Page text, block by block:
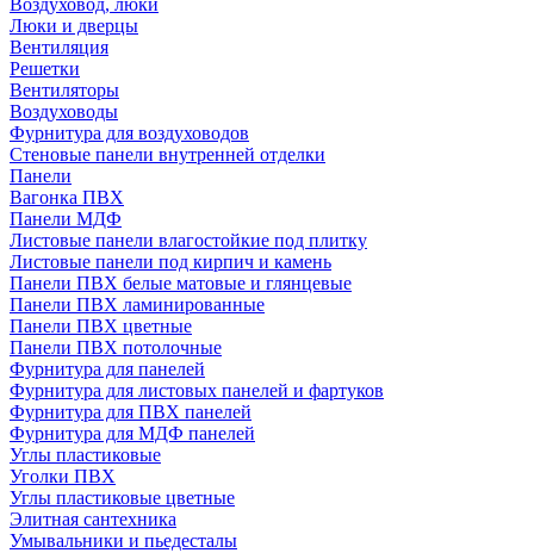
Воздуховод, люки
Люки и дверцы
Вентиляция
Решетки
Вентиляторы
Воздуховоды
Фурнитура для воздуховодов
Стеновые панели внутренней отделки
Панели
Вагонка ПВХ
Панели МДФ
Листовые панели влагостойкие под плитку
Листовые панели под кирпич и камень
Панели ПВХ белые матовые и глянцевые
Панели ПВХ ламинированные
Панели ПВХ цветные
Панели ПВХ потолочные
Фурнитура для панелей
Фурнитура для листовых панелей и фартуков
Фурнитура для ПВХ панелей
Фурнитура для МДФ панелей
Углы пластиковые
Уголки ПВХ
Углы пластиковые цветные
Элитная сантехника
Умывальники и пьедесталы